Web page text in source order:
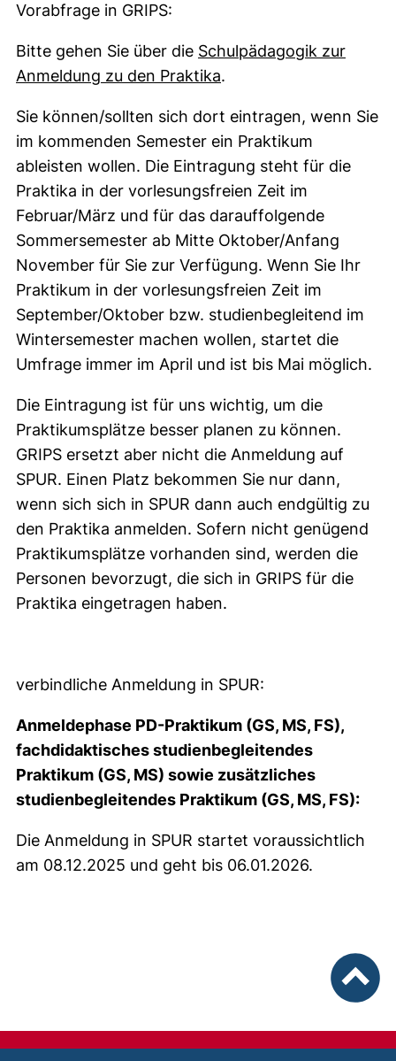
Vorabfrage in GRIPS:
Bitte gehen Sie über die Schulpädagogik zur
Anmeldung zu den Praktika(externer Link, öffnet
.
Sie können/sollten sich dort eintragen, wenn Sie
im kommenden Semester ein Praktikum
ableisten wollen. Die Eintragung steht für die
Praktika in der vorlesungsfreien Zeit im
Februar/März und für das darauffolgende
Sommersemester ab Mitte Oktober/Anfang
November für Sie zur Verfügung. Wenn Sie Ihr
Praktikum in der vorlesungsfreien Zeit im
September/Oktober bzw. studienbegleitend im
Wintersemester machen wollen, startet die
Umfrage immer im April und ist bis Mai möglich.
Die Eintragung ist für uns wichtig, um die
Praktikumsplätze besser planen zu können.
GRIPS ersetzt aber nicht die Anmeldung auf
SPUR. Einen Platz bekommen Sie nur dann,
wenn sich sich in SPUR dann auch endgültig zu
den Praktika anmelden. Sofern nicht genügend
Praktikumsplätze vorhanden sind, werden die
Personen bevorzugt, die sich in GRIPS für die
Praktika eingetragen haben.
verbindliche Anmeldung in SPUR:
Anmeldephase PD-Praktikum (GS, MS, FS),
fachdidaktisches studienbegleitendes
Praktikum (GS, MS) sowie zusätzliches
studienbegleitendes Praktikum (GS, MS, FS):
Die Anmeldung in SPUR startet voraussichtlich
am 08.12.2025 und geht bis 06.01.2026.